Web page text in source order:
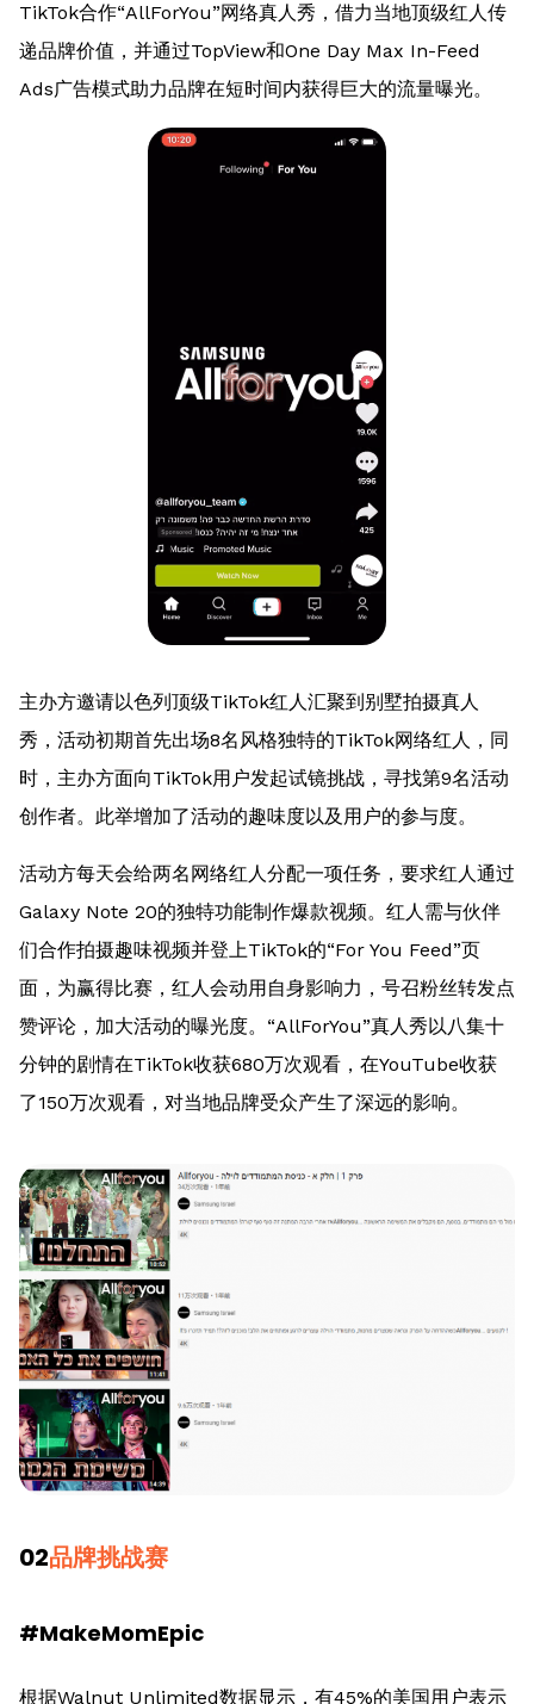
TikTok合作“AllForYou”网络真人秀，借力当地顶级红人传
递品牌价值，并通过TopView和One Day Max In-Feed
Ads广告模式助力品牌在短时间内获得巨大的流量曝光。
主办方邀请以色列顶级TikTok红人汇聚到别墅拍摄真人
秀，活动初期首先出场8名风格独特的TikTok网络红人，同
时，主办方面向TikTok用户发起试镜挑战，寻找第9名活动
创作者。此举增加了活动的趣味度以及用户的参与度。
活动方每天会给两名网络红人分配一项任务，要求红人通过
Galaxy Note 20的独特功能制作爆款视频。红人需与伙伴
们合作拍摄趣味视频并登上TikTok的“For You Feed”页
面，为赢得比赛，红人会动用自身影响力，号召粉丝转发点
赞评论，加大活动的曝光度。“AllForYou”真人秀以八集十
分钟的剧情在TikTok收获680万次观看，在YouTube收获
了150万次观看，对当地品牌受众产生了深远的影响。
02品牌挑战赛
#MakeMomEpic
根据Walnut Unlimited数据显示，有45%的美国用户表示